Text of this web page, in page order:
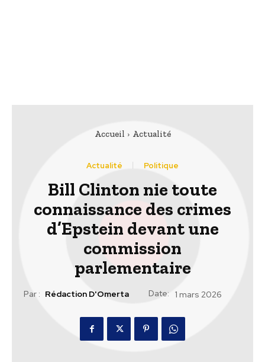
Accueil Actualité
Actualité Politique
Bill Clinton nie toute
connaissance des crimes
d’Epstein devant une
commission
parlementaire
Par : Rédaction D'Omerta Date: 1 mars 2026